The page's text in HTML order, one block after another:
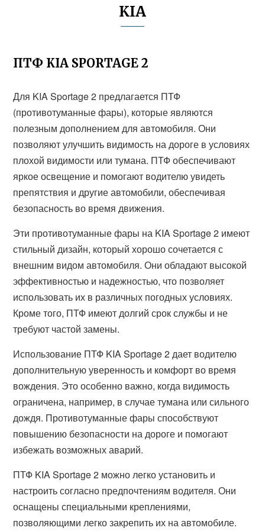
KIA
ПТФ KIA SPORTAGE 2
Для KIA Sportage 2 предлагается ПТФ
(противотуманные фары), которые являются
полезным дополнением для автомобиля. Они
позволяют улучшить видимость на дороге в условиях
плохой видимости или тумана. ПТФ обеспечивают
яркое освещение и помогают водителю увидеть
препятствия и другие автомобили, обеспечивая
безопасность во время движения.
Эти противотуманные фары на KIA Sportage 2 имеют
стильный дизайн, который хорошо сочетается с
внешним видом автомобиля. Они обладают высокой
эффективностью и надежностью, что позволяет
использовать их в различных погодных условиях.
Кроме того, ПТФ имеют долгий срок службы и не
требуют частой замены.
Использование ПТФ KIA Sportage 2 дает водителю
дополнительную уверенность и комфорт во время
вождения. Это особенно важно, когда видимость
ограничена, например, в случае тумана или сильного
дождя. Противотуманные фары способствуют
повышению безопасности на дороге и помогают
избежать возможных аварий.
ПТФ KIA Sportage 2 можно легко установить и
настроить согласно предпочтениям водителя. Они
оснащены специальными креплениями,
позволяющими легко закрепить их на автомобиле.